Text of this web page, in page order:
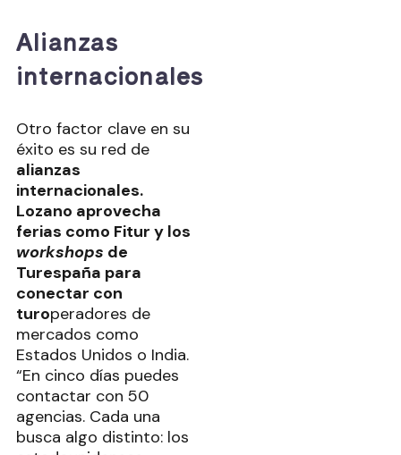
Alianzas
internacionales
Otro factor clave en su
éxito es su red de
alianzas
internacionales.
Lozano aprovecha
ferias como Fitur y los
workshops de
Turespaña para
conectar con
turoperadores de
mercados como
Estados Unidos o India.
“En cinco días puedes
contactar con 50
agencias. Cada una
busca algo distinto: los